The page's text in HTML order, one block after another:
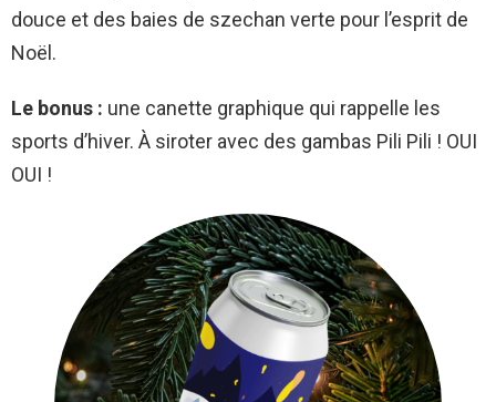
douce et des baies de szechan verte pour l’esprit de
Noël.
Le bonus : une canette graphique qui rappelle les
sports d’hiver. À siroter avec des gambas Pili Pili ! OUI
OUI !